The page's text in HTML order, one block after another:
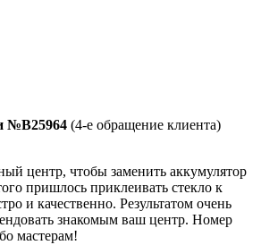
№B25964 (4-е обращение клиента)
центр, чтобы заменить аккумулятор
пришлось приклеивать стекло к
и качественно. Результатом очень
знакомым ваш центр. Номер
мастерам!